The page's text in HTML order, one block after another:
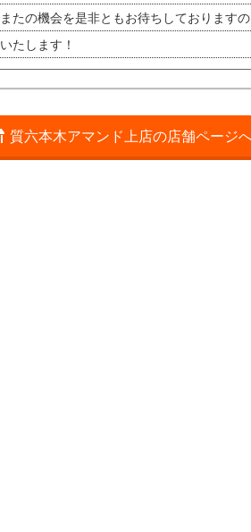
またの機会を是非ともお待ちしております
いたします！
質六本木アマンド上店の店舗ページ